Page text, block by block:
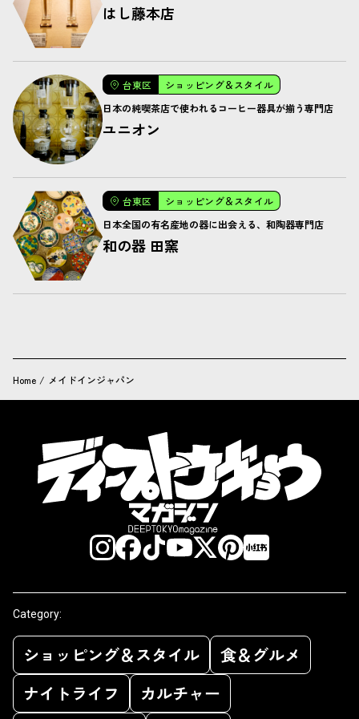
はし藤本店
台東区
ショッピング＆スタイル
日本の純喫茶店で使われるコーヒー器具が揃う専門店
ユニオン
台東区
ショッピング＆スタイル
日本全国の有名産地の器に出会える、和陶器専門店
和の器 田窯
Home / メイドインジャパン
Category:
ショッピング＆スタイル
食＆グルメ
ナイトライフ
カルチャー